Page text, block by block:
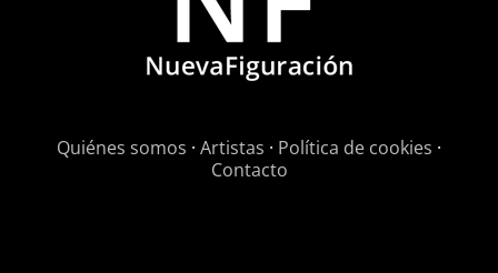
Quiénes somos · Artistas · Política de cookies ·
Contacto